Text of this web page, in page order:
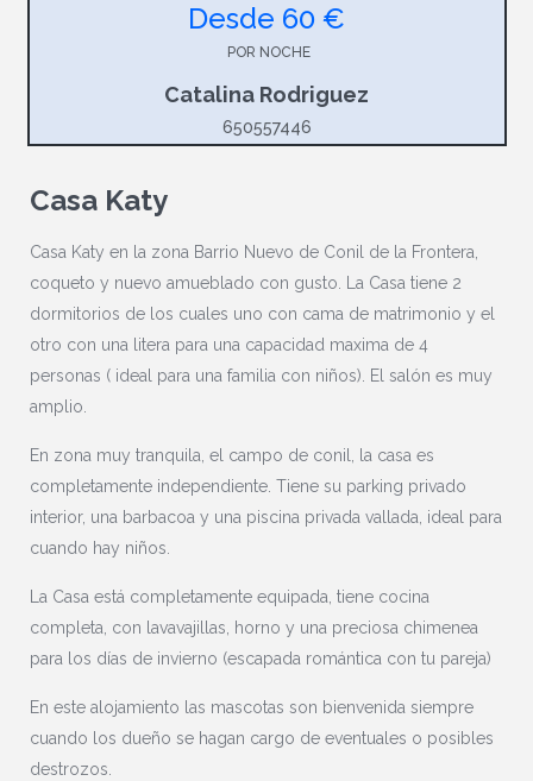
Desde 60 €
POR NOCHE
Catalina Rodriguez
650557446
Casa Katy
Casa Katy en la zona Barrio Nuevo de Conil de la Frontera,
coqueto y nuevo amueblado con gusto. La Casa tiene 2
dormitorios de los cuales uno con cama de matrimonio y el
otro con una litera para una capacidad maxima de 4
personas ( ideal para una familia con niños). El salón es muy
amplio.
En zona muy tranquila, el campo de conil, la casa es
completamente independiente. Tiene su parking privado
interior, una barbacoa y una piscina privada vallada, ideal para
cuando hay niños.
La Casa está completamente equipada, tiene cocina
completa, con lavavajillas, horno y una preciosa chimenea
para los días de invierno (escapada romántica con tu pareja)
En este alojamiento las mascotas son bienvenida siempre
cuando los dueño se hagan cargo de eventuales o posibles
destrozos.